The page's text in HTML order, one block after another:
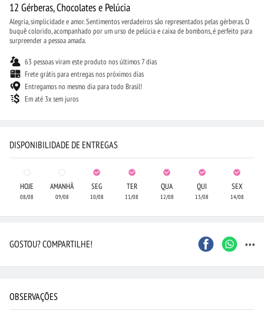
12 Gérberas, Chocolates e Pelúcia
Alegria, simplicidade e amor. Sentimentos verdadeiros são representados pelas gérberas. O
buquê colorido, acompanhado por um urso de pelúcia e caixa de bombons, é perfeito para
surpreender a pessoa amada.
63 pessoas viram este produto nos últimos 7 dias
Frete grátis para entregas nos próximos dias
Entregamos no mesmo dia para todo Brasil!
Em até 3x sem juros
DISPONIBILIDADE DE ENTREGAS
HOJE
08/08
AMANHÃ
09/08
SEG
10/08
TER
11/08
QUA
12/08
QUI
13/08
SEX
14/08
GOSTOU? COMPARTILHE! ...
OBSERVAÇÕES